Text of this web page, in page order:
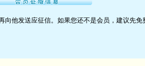
向他发送应征信。如果您还不是会员，建议先免